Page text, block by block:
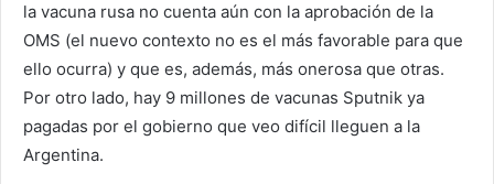
la vacuna rusa no cuenta aún con la aprobación de la
OMS (el nuevo contexto no es el más favorable para que
ello ocurra) y que es, además, más onerosa que otras.
Por otro lado, hay 9 millones de vacunas Sputnik ya
pagadas por el gobierno que veo difícil lleguen a la
Argentina.